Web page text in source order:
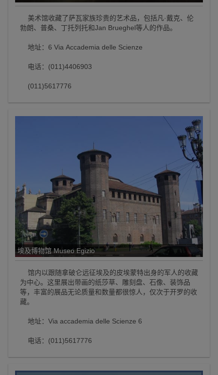
美术馆收藏了萨瓦家族珍贵的艺术品，包括凡·戴克、伦
勃朗、普桑、丁托列托和Jan Brueghel等人的作品。
地址：6 Via Accademia delle Scienze
电话：(011)4406903
(011)5617776
埃及博物馆 Museo Egizio
馆内以跟随拿破仑远征埃及的皮埃蒙特出身的军人的收藏
为中心。这里展出带画的纸莎草、雕刻盘、石像、装饰品
等，丰富的展品无论质量和数量都很惊人，仅次于开罗的收
藏。
地址：Via accademia delle Scienze 6
电话：(011)5617776